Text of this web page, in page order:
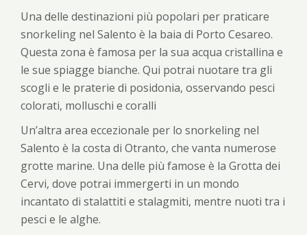
Una delle destinazioni più popolari per praticare
snorkeling nel Salento è la baia di Porto Cesareo.
Questa zona è famosa per la sua acqua cristallina e
le sue spiagge bianche. Qui potrai nuotare tra gli
scogli e le praterie di posidonia, osservando pesci
colorati, molluschi e coralli
Un’altra area eccezionale per lo snorkeling nel
Salento è la costa di Otranto, che vanta numerose
grotte marine. Una delle più famose è la Grotta dei
Cervi, dove potrai immergerti in un mondo
incantato di stalattiti e stalagmiti, mentre nuoti tra i
pesci e le alghe.